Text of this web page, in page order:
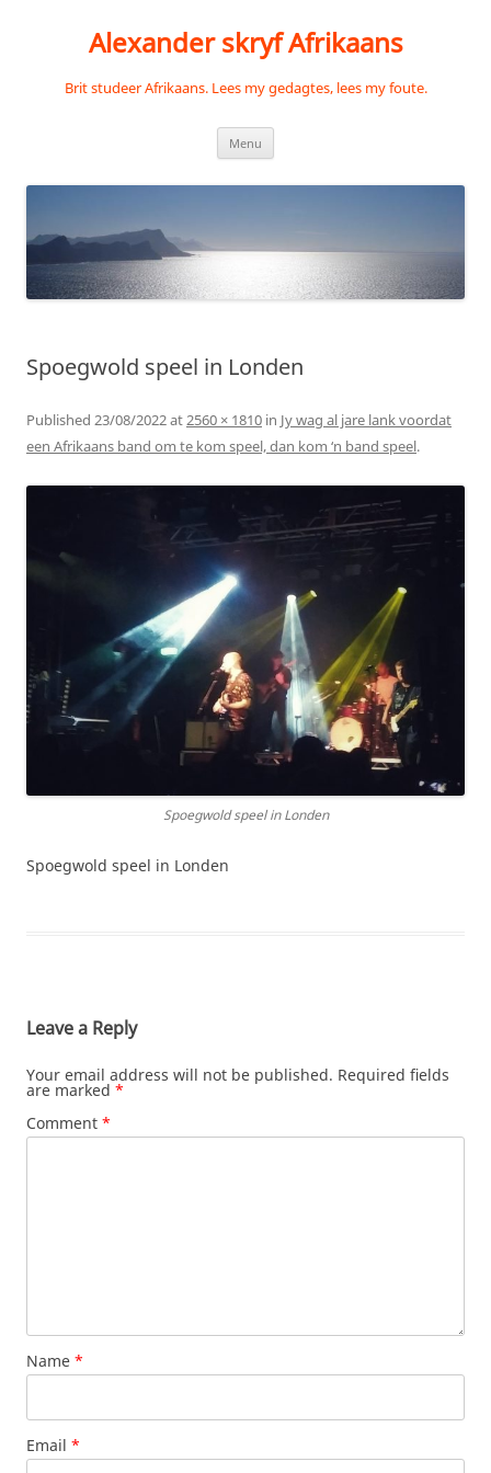
Alexander skryf Afrikaans
Brit studeer Afrikaans. Lees my gedagtes, lees my foute.
Menu
Spoegwold speel in Londen
Published 23/08/2022at2560 × 1810 in Jy wag al jare lank voordat
een Afrikaans band om te kom speel, dan kom ‘n band speel.
Spoegwold speel in Londen
Spoegwold speel in Londen
Leave a Reply
Your email address will not be published. Required fields
are marked *
Comment *
Name *
Email *